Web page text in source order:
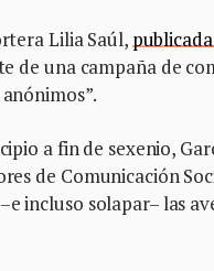
Lilia Saúl,
de una campaña de
a fin de sexenio,
de Comunicación
incluso solapar– las